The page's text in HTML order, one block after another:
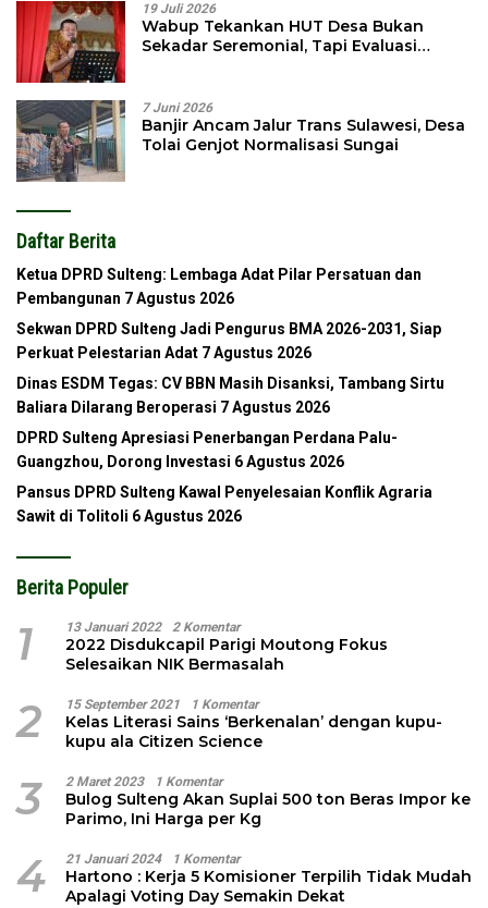
19 Juli 2026
Wabup Tekankan HUT Desa Bukan
Sekadar Seremonial, Tapi Evaluasi
7 Juni 2026
Banjir Ancam Jalur Trans Sulawesi, Desa
Tolai Genjot Normalisasi Sungai
Daftar Berita
Ketua DPRD Sulteng: Lembaga Adat Pilar Persatuan dan
Pembangunan 7 Agustus 2026
Sekwan DPRD Sulteng Jadi Pengurus BMA 2026-2031, Siap
Perkuat Pelestarian Adat 7 Agustus 2026
Dinas ESDM Tegas: CV BBN Masih Disanksi, Tambang Sirtu
Baliara Dilarang Beroperasi 7 Agustus 2026
DPRD Sulteng Apresiasi Penerbangan Perdana Palu-
Guangzhou, Dorong Investasi 6 Agustus 2026
Pansus DPRD Sulteng Kawal Penyelesaian Konflik Agraria
Sawit di Tolitoli 6 Agustus 2026
Berita Populer
1 13 Januari 2022 2 Komentar
2022 Disdukcapil Parigi Moutong Fokus
Selesaikan NIK Bermasalah
2 15 September 2021 1 Komentar
Kelas Literasi Sains ‘Berkenalan’ dengan kupu-
kupu ala Citizen Science
3 2 Maret 2023 1 Komentar
Bulog Sulteng Akan Suplai 500 ton Beras Impor ke
Parimo, Ini Harga per Kg
4 21 Januari 2024 1 Komentar
Hartono : Kerja 5 Komisioner Terpilih Tidak Mudah
Apalagi Voting Day Semakin Dekat